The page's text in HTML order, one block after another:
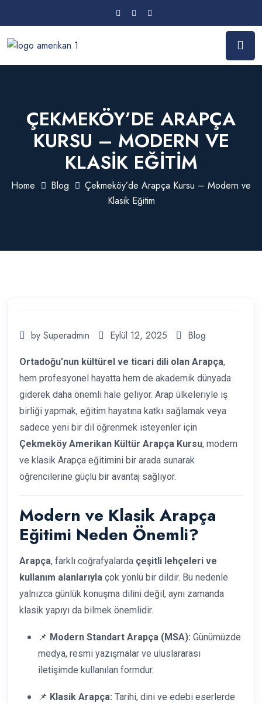
ÇEKMEKÖY’DE ARAPÇA
KURSU – MODERN VE
KLASIK EĞITIM
Home Blog
Çekmeköy’de Arapça Kursu – Modern ve
Klasik Eğitim
by Superadmin Eylül 12, 2025 Blog
Ortadoğu’nun kültürel ve ticari dili olan Arapça,
hem profesyonel hayatta hem de akademik dünyada
giderek daha önemli hale geliyor. Arap ülkeleriyle iş
birliği yapmak, eğitim hayatına katkı sağlamak veya
sadece yeni bir dil öğrenmek isteyenler için
Çekmeköy Amerikan Kültür Arapça Kursu, modern
ve klasik Arapça eğitimini bir arada sunarak
öğrencilerine güçlü bir avantaj sağlıyor.
Modern ve Klasik Arapça
Eğitimi Neden Önemli?
Arapça, farklı coğrafyalarda çeşitli lehçeleri ve
kullanım alanlarıyla çok yönlü bir dildir. Bu nedenle
yalnızca günlük konuşma dilini değil, aynı zamanda
klasik yapıyı da bilmek önemlidir.
📌 Modern Standart Arapça (MSA): Günümüzde
medya, resmi yazışmalar ve uluslararası
iletişimde kullanılan formdur.
📌 Klasik Arapça: Tarihi, dini ve edebi eserlerde